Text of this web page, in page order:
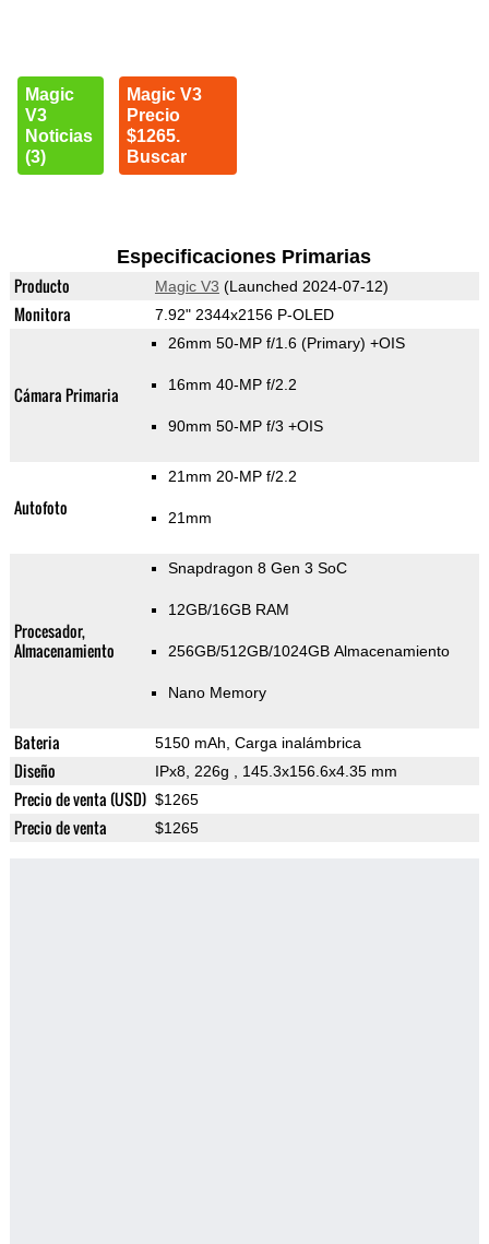
Magic
V3
Noticias
(3)
Magic V3
Precio
$1265.
Buscar
Especificaciones Primarias
Producto Magic V3 (Launched 2024-07-12)
Monitora 7.92" 2344x2156 P-OLED
Cámara Primaria
26mm 50-MP f/1.6 (Primary) +OIS
16mm 40-MP f/2.2
90mm 50-MP f/3 +OIS
Autofoto
21mm 20-MP f/2.2
21mm
Procesador,
Almacenamiento
Snapdragon 8 Gen 3 SoC
12GB/16GB RAM
256GB/512GB/1024GB Almacenamiento
Nano Memory
Bateria 5150 mAh, Carga inalámbrica
Diseño IPx8, 226g , 145.3x156.6x4.35 mm
Precio de venta (USD) $1265
Precio de venta $1265